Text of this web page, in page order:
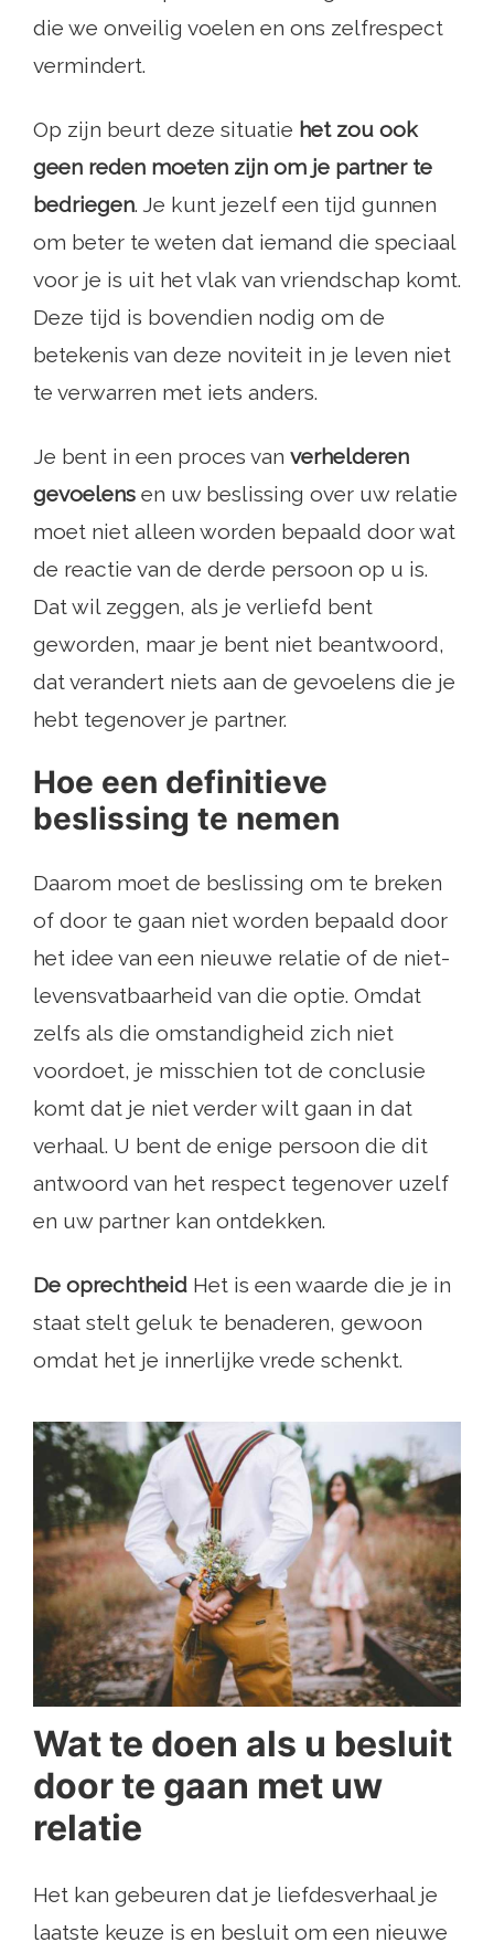
die we onveilig voelen en ons zelfrespect
vermindert.
Op zijn beurt deze situatie het zou ook
geen reden moeten zijn om je partner te
bedriegen. Je kunt jezelf een tijd gunnen
om beter te weten dat iemand die speciaal
voor je is uit het vlak van vriendschap komt.
Deze tijd is bovendien nodig om de
betekenis van deze noviteit in je leven niet
te verwarren met iets anders.
Je bent in een proces van verhelderen
gevoelens en uw beslissing over uw relatie
moet niet alleen worden bepaald door wat
de reactie van de derde persoon op u is.
Dat wil zeggen, als je verliefd bent
geworden, maar je bent niet beantwoord,
dat verandert niets aan de gevoelens die je
hebt tegenover je partner.
Hoe een definitieve
beslissing te nemen
Daarom moet de beslissing om te breken
of door te gaan niet worden bepaald door
het idee van een nieuwe relatie of de niet-
levensvatbaarheid van die optie. Omdat
zelfs als die omstandigheid zich niet
voordoet, je misschien tot de conclusie
komt dat je niet verder wilt gaan in dat
verhaal. U bent de enige persoon die dit
antwoord van het respect tegenover uzelf
en uw partner kan ontdekken.
De oprechtheid Het is een waarde die je in
staat stelt geluk te benaderen, gewoon
omdat het je innerlijke vrede schenkt.
Wat te doen als u besluit
door te gaan met uw
relatie
Het kan gebeuren dat je liefdesverhaal je
laatste keuze is en besluit om een ​​nieuwe